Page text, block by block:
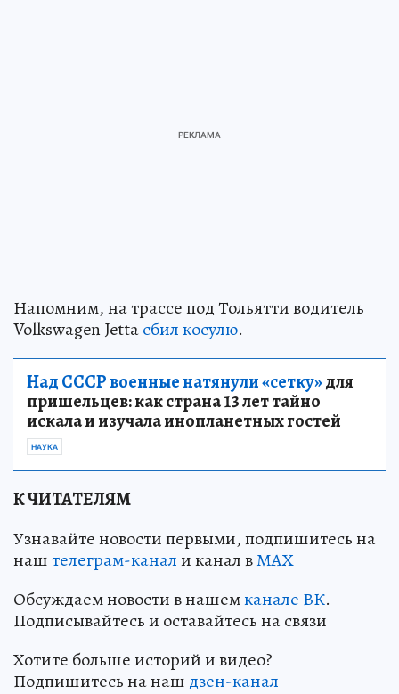
Напомним, на трассе под Тольятти водитель
Volkswagen Jettaсбил косулю.
Над СССР военные натянули «сетку»для
пришельцев: как страна 13 лет тайно
искала и изучала инопланетных гостей
НАУКА
К ЧИТАТЕЛЯМ
Узнавайте новости первыми, подпишитесь на
наштелеграм-канали канал вМАХ
Обсуждаем новости в нашемканале ВК.
Подписывайтесь и оставайтесь на связи
Хотите больше историй и видео?
Подпишитесь на наш дзен-канал